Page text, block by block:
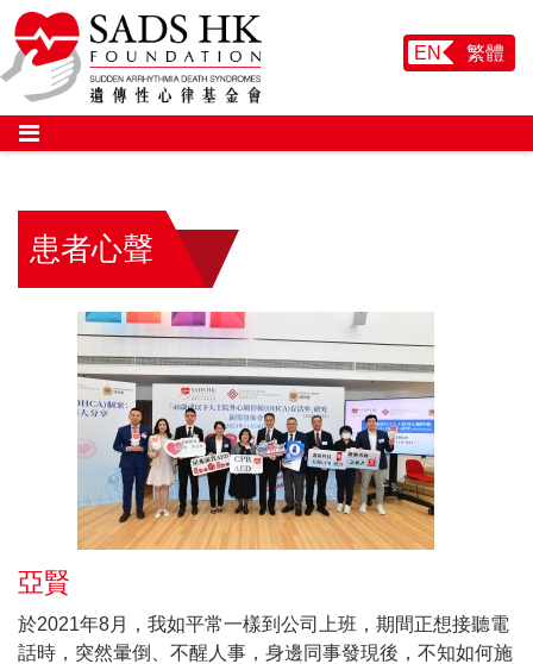
EN 繁體
患者心聲
亞賢
於2021年8月，我如平常一樣到公司上班，期間正想接聽電
話時，突然暈倒、不醒人事，身邊同事發現後，不知如何施